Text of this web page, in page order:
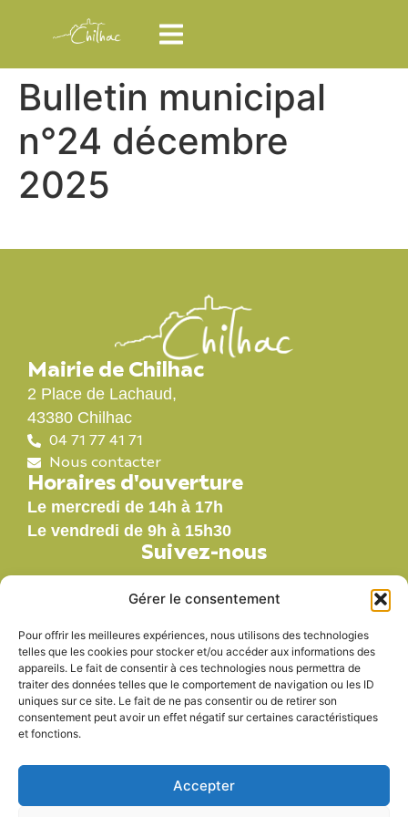
Gérer le consentement
Pour offrir les meilleures expériences, nous utilisons des technologies
telles que les cookies pour stocker et/ou accéder aux informations des
appareils. Le fait de consentir à ces technologies nous permettra de
traiter des données telles que le comportement de navigation ou les ID
uniques sur ce site. Le fait de ne pas consentir ou de retirer son
consentement peut avoir un effet négatif sur certaines caractéristiques
et fonctions.
Accepter
Bulletin municipal
n°24 décembre
2025
Mairie de Chilhac
2 Place de Lachaud,
43380 Chilhac
04 71 77 41 71
Nous contacter
Horaires d'ouverture
Le mercredi de 14h à 17h
Le vendredi de 9h à 15h30
Suivez-nous
Nos labels